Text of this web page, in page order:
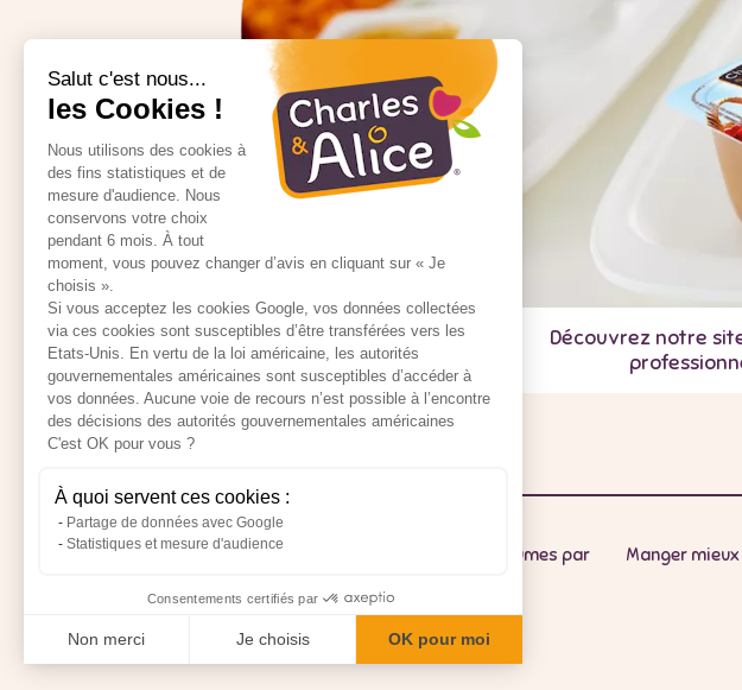
Salut c'est nous...
les Cookies !
Nous utilisons des cookies à
des fins statistiques et de
mesure d'audience. Nous
conservons votre choix
pendant 6 mois. À tout
moment, vous pouvez changer d’avis en cliquant sur « Je
choisis ».
Si vous acceptez les cookies Google, vos données collectées
via ces cookies sont susceptibles d’être transférées vers les
Etats-Unis. En vertu de la loi américaine, les autorités
gouvernementales américaines sont susceptibles d’accéder à
vos données. Aucune voie de recours n’est possible à l’encontre
des décisions des autorités gouvernementales américaines
C'est OK pour vous ?
À quoi servent ces cookies :
Partage de données avec Google
Statistiques et mesure d'audience
Consentements certifiés par
Non merci Je choisis OK pour moi
Découvrez notre
Pour votre santé, mangez au moins cinq fruits et légumes par
5 fruits et légumes par jour
Manger